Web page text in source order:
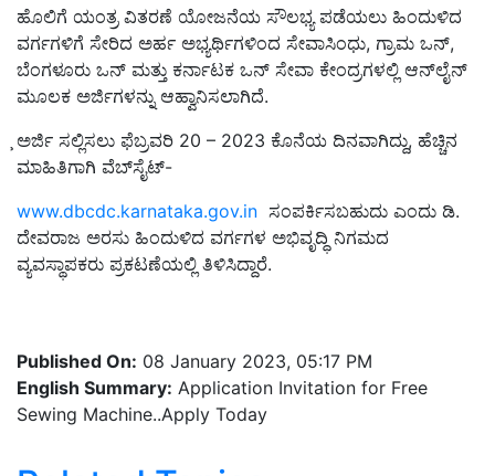
ಹೊಲಿಗೆ ಯಂತ್ರ ವಿತರಣೆ ಯೋಜನೆಯ ಸೌಲಭ್ಯ ಪಡೆಯಲು ಹಿಂದುಳಿದ
ವರ್ಗಗಳಿಗೆ ಸೇರಿದ ಅರ್ಹ ಅಭ್ಯರ್ಥಿಗಳಿಂದ ಸೇವಾಸಿಂಧು, ಗ್ರಾಮ ಒನ್,
ಬೆಂಗಳೂರು ಒನ್ ಮತ್ತು ಕರ್ನಾಟಕ ಒನ್ ಸೇವಾ ಕೇಂದ್ರಗಳಲ್ಲಿ ಆನ್‌ಲೈನ್
ಮೂಲಕ ಅರ್ಜಿಗಳನ್ನು ಆಹ್ವಾನಿಸಲಾಗಿದೆ.
̧ಅರ್ಜಿ ಸಲ್ಲಿಸಲು ಫೆಬ್ರವರಿ 20 – 2023 ಕೊನೆಯ ದಿನವಾಗಿದ್ದು, ಹೆಚ್ಚಿನ
ಮಾಹಿತಿಗಾಗಿ ವೆಬ್‌ಸೈಟ್-
www.dbcdc.karnataka.gov.in ಸಂಪರ್ಕಿಸಬಹುದು ಎಂದು ಡಿ.
ದೇವರಾಜ ಅರಸು ಹಿಂದುಳಿದ ವರ್ಗಗಳ ಅಭಿವೃದ್ಧಿ ನಿಗಮದ
ವ್ಯವಸ್ಥಾಪಕರು ಪ್ರಕಟಣೆಯಲ್ಲಿ ತಿಳಿಸಿದ್ದಾರೆ.
Published On: 08 January 2023, 05:17 PM
English Summary: Application Invitation for Free
Sewing Machine..Apply Today